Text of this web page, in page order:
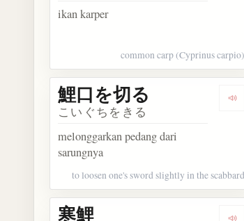
ikan karper
common carp (Cyprinus carpio)
鯉口を切る
こいぐちをきる
melonggarkan pedang dari
sarungnya
to loosen one's sword slightly in the scabbard
寒鯉